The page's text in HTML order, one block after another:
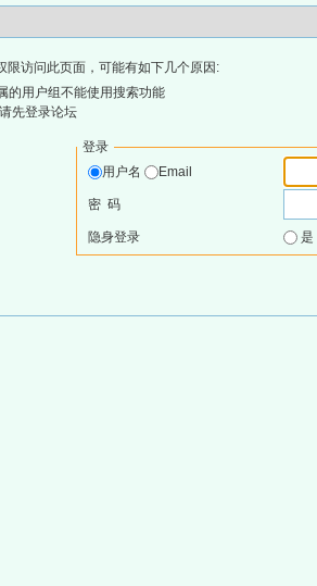
限访问此页面，可能有如下几个原因:
的用户组不能使用搜索功能
先登录论坛
登录
用户名
Email
密 码
隐身登录